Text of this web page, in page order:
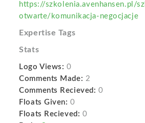
https://szkolenia.avenhansen.pl/
otwarte/komunikacja-negocjacje
Expertise Tags
Stats
Logo Views: 0
Comments Made: 2
Comments Recieved: 0
Floats Given: 0
Floats Recieved: 0